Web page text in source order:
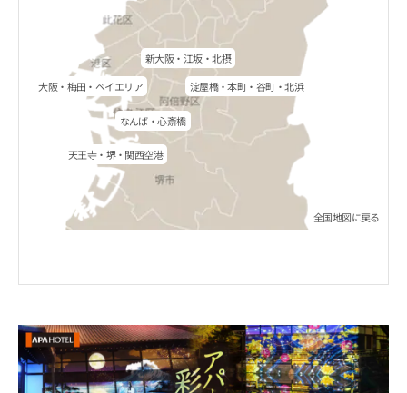
天王寺・堺・関西空港
新大阪・江坂・北摂
淀屋橋・本町・谷町・北浜
大阪・梅田・ベイエリア
なんば・心斎橋
全国地図に戻る